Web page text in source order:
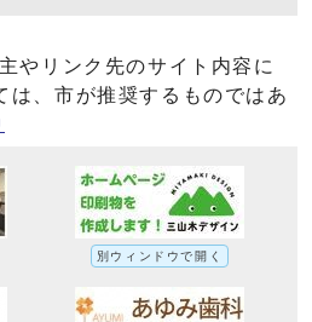
やリンク先のサイト内容に
は、市が推奨するものではあ
別ウィンドウで開く